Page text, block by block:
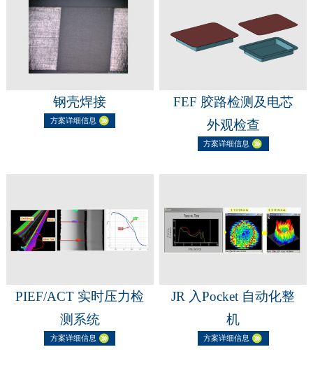
钢壳焊接
方案详细信息
FEF 胶路检测及电芯
外观检查
方案详细信息
PIEF/ACT 实时压力检
测系统
方案详细信息
JR 入Pocket 自动化整
机
方案详细信息